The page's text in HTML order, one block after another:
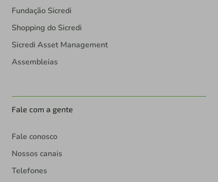
Fundação Sicredi
Shopping do Sicredi
Sicredi Asset Management
Assembleias
Fale com a gente
Fale conosco
Nossos canais
Telefones